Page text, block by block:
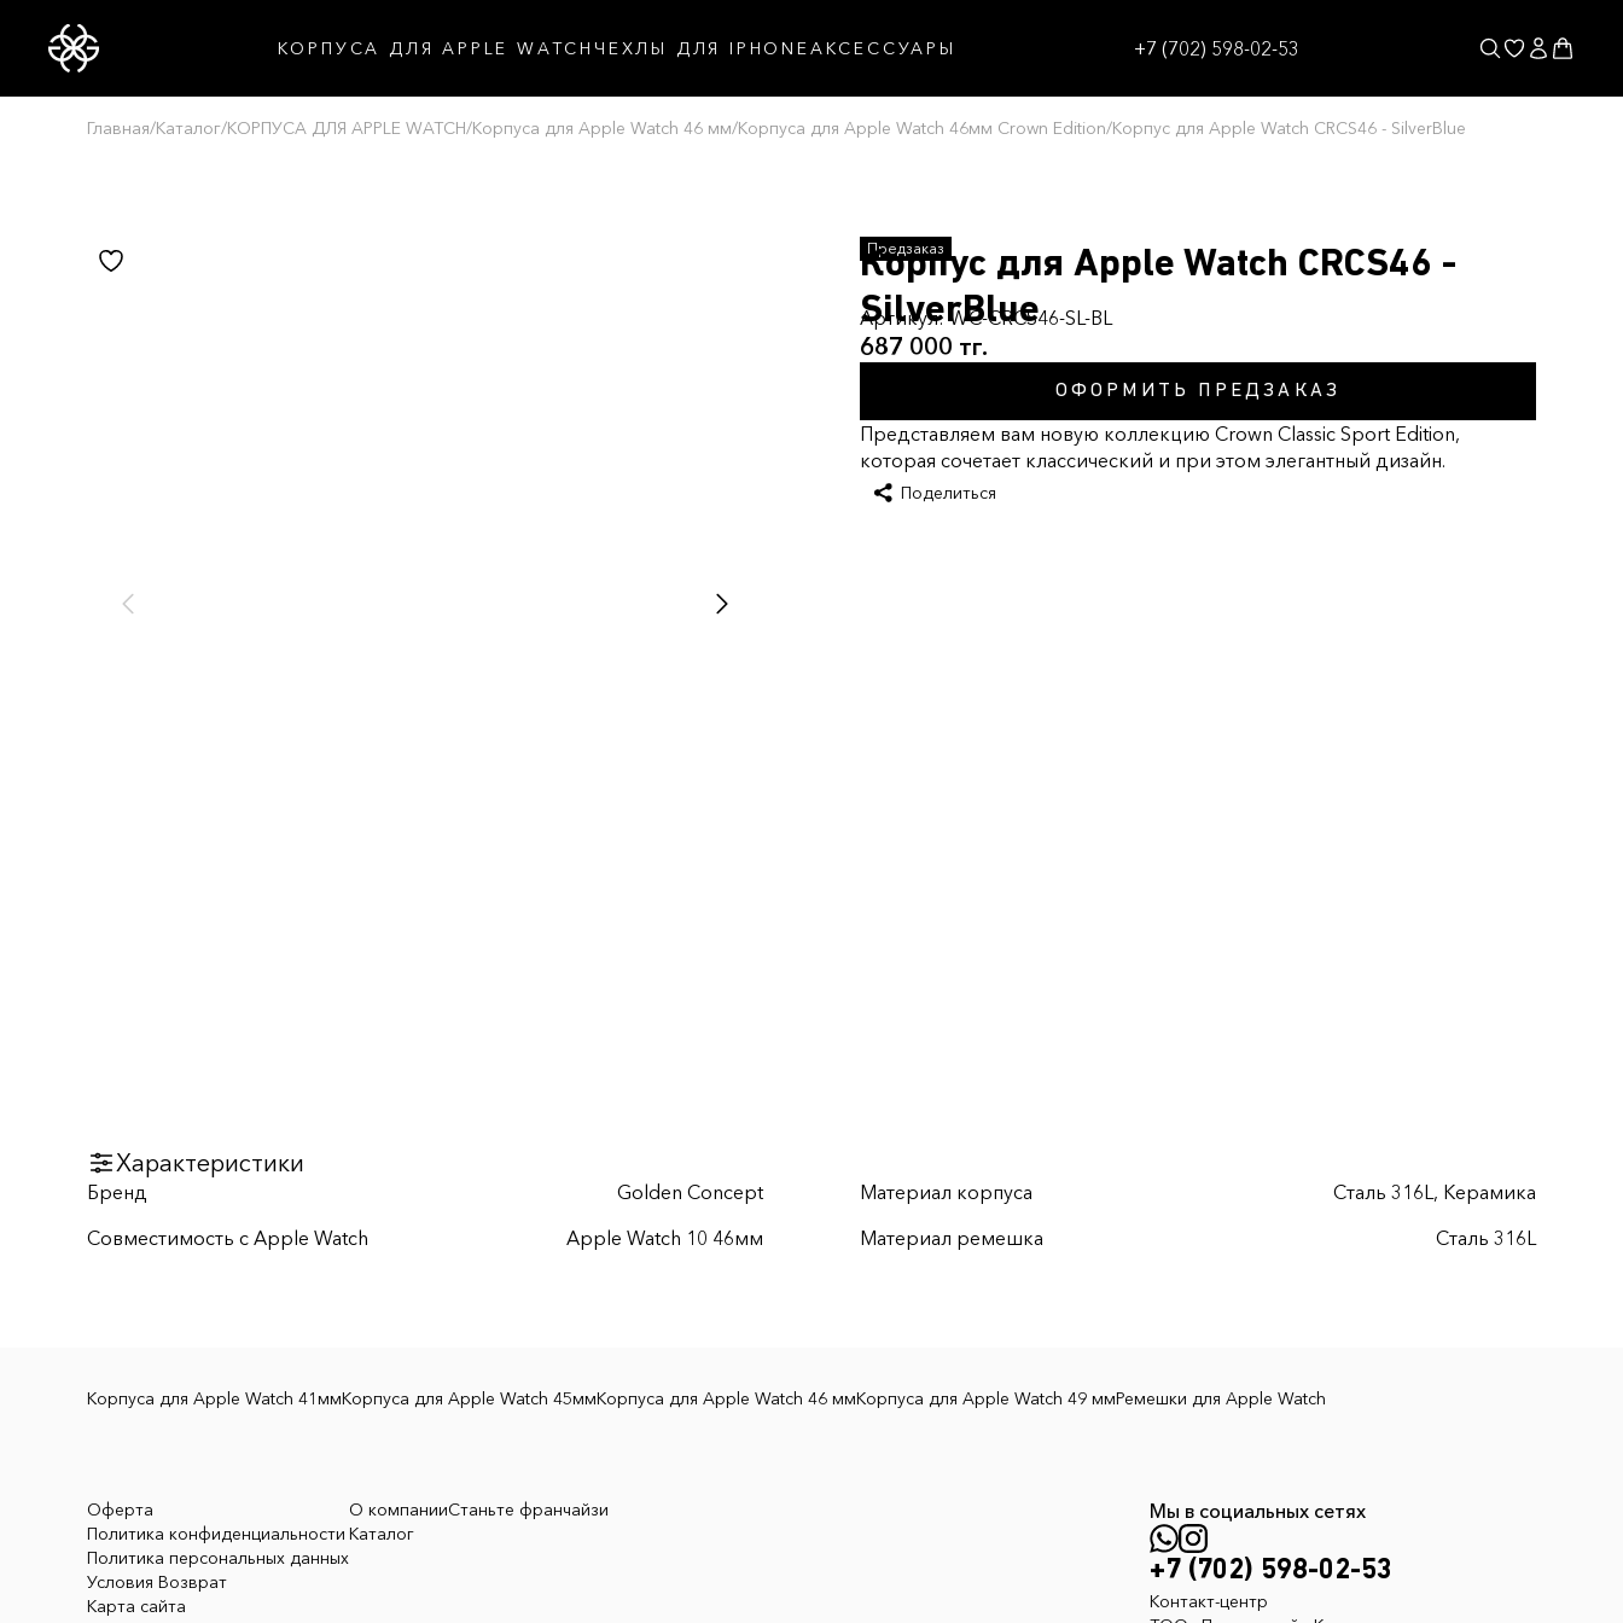
КОРПУСА ДЛЯ APPLE WATCH ЧЕХЛЫ ДЛЯ IPHONEАКСЕССУАРЫ +7 (702) 598-02-53
Главная/Каталог/КОРПУСА ДЛЯ APPLE WATCH/Корпуса для Apple Watch 46 мм/Корпуса для Apple Watch 46мм Crown Edition/Корпус для Apple Watch CRCS46 - SilverBlue
Корпус для Apple Watch CRCS46 -
SilverBlue
Артикул:WC-CRCS46-SL-BL
687 000 тг.
ОФОРМИТЬ ПРЕДЗАКАЗ
Представляем вам новую коллекцию Crown Classic Sport Edition,
которая сочетает классический и при этом элегантный дизайн.
Поделиться
Характеристики
Бренд Golden Concept Материал корпуса
Сталь 316L, Керамика
Совместимость с Apple Watch
Apple Watch 10 46мм Материал ремешка Сталь 316L
Корпуса для Apple Watch 41ммКорпуса для Apple Watch 45ммКорпуса для Apple Watch 46 ммКорпуса для Apple Watch 49 ммРемешки для Apple Watch
Оферта
Политика конфиденциальности
Политика персональных данных
Условия Возврат
Карта сайта
О компании
Каталог
Станьте франчайзи Мы в социальных сетях
+7 (702) 598-02-53
Контакт-центр